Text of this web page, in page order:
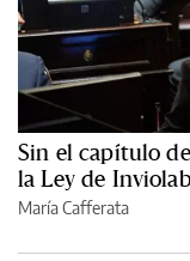
Sin el capítulo
la Ley de
María Cafferata